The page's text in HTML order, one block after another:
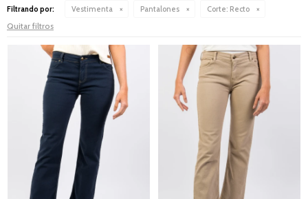
Filtrando por: Vestimenta Pantalones Corte: Recto
Quitar filtros